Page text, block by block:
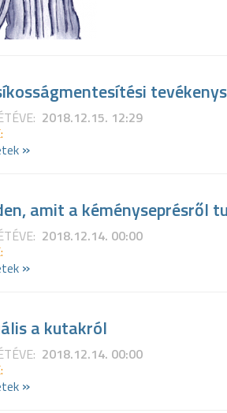
2018.12.15. 12:29
»
amit a kéményseprésről
2018.12.14. 00:00
»
a kutakról
2018.12.14. 00:00
»